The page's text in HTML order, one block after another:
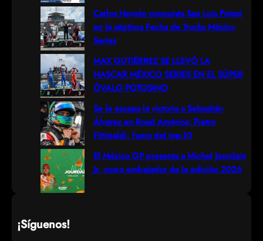
Carlos Novelo conquista San Luis Potosí
en la séptima Fecha de Trucks México
Series
MAX GUTIÉRREZ SE LLEVÓ LA
NASCAR MÉXICO SERIES EN EL SÚPER
ÓVALO POTOSINO
Se le escapa la victoria a Sebastián
Álvarez en Road América; Pietro
Fittipaldi, fuera del top-10
El México GP presenta a Michel Jourdain
Jr. como embajador de la edición 2026
¡Síguenos!